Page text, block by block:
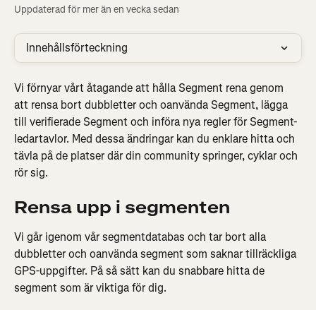
Uppdaterad för mer än en vecka sedan
Innehållsförteckning
Vi förnyar vårt åtagande att hålla Segment rena genom
att rensa bort dubbletter och oanvända Segment, lägga
till verifierade Segment och införa nya regler för Segment-
ledartavlor. Med dessa ändringar kan du enklare hitta och
tävla på de platser där din community springer, cyklar och
rör sig.
Rensa upp i segmenten
Vi går igenom vår segmentdatabas och tar bort alla
dubbletter och oanvända segment som saknar tillräckliga
GPS-uppgifter. På så sätt kan du snabbare hitta de
segment som är viktiga för dig.